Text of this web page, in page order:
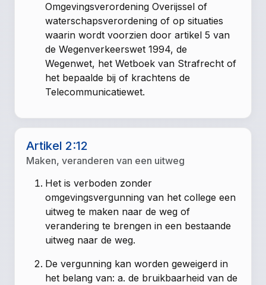
Omgevingsverordening Overijssel of
waterschapsverordening of op situaties
waarin wordt voorzien door artikel 5 van
de Wegenverkeerswet 1994, de
Wegenwet, het Wetboek van Strafrecht of
het bepaalde bij of krachtens de
Telecommunicatiewet.
Artikel 2:12
Maken, veranderen van een uitweg
Het is verboden zonder
omgevingsvergunning van het college een
uitweg te maken naar de weg of
verandering te brengen in een bestaande
uitweg naar de weg.
De vergunning kan worden geweigerd in
het belang van: a. de bruikbaarheid van de